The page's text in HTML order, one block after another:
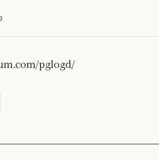
pglogd/